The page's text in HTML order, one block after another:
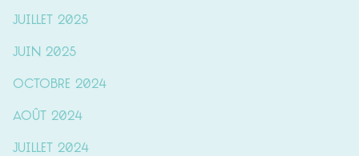
juillet 2025
juin 2025
octobre 2024
août 2024
juillet 2024